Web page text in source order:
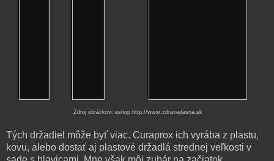
Zdroj obrázkov: eshop http://www.zdravedasna.sk
Tých držadiel môže byť viac. Curaprox ich vyrába z plastu,
kovu, alebo dostať aj plastové držadlá strednej veľkosti v